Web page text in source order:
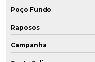
Poço Fundo
Raposos
Campanha